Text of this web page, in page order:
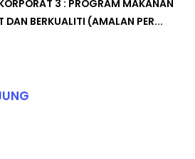
3 : PROGRAM MAKANAN
DAN BERKUALITI (AMALAN PER...